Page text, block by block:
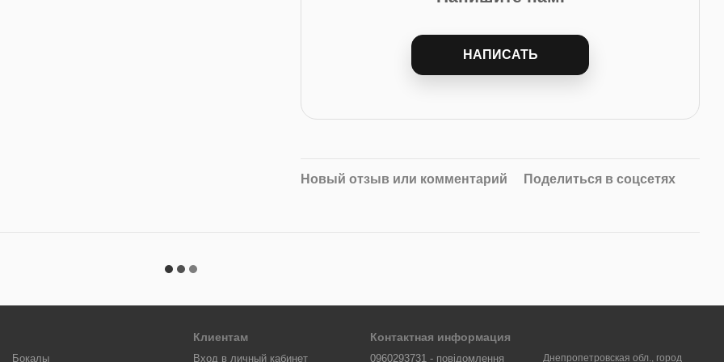
НАПИСАТЬ
Новый отзыв или комментарий Поделиться в соцсетях
Бокалы
Клиентам
Вход в личный кабинет
Контактная информация
0960293731 - повідомлення Днепропетровская обл., город